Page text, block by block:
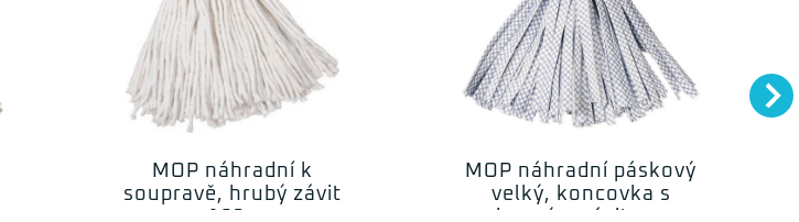
MOP náhradní k
soupravě, hrubý závit
MOP náhradní páskový
velký, koncovka s